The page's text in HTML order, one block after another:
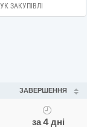
ЗАВЕРШЕННЯ
за 4 дні